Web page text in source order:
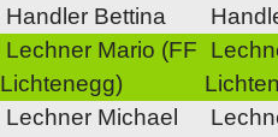
Handler Bettina
Lechner Mario (FF
Lichtenegg)
Lechner Michael